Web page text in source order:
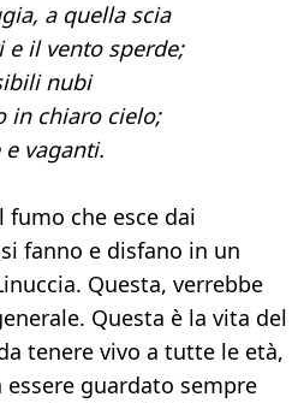
a quella scia
e il vento sperde;
nubi
in chiaro cielo;
vaganti.
fumo che esce dai
fanno e disfano in un
Questa, verrebbe
Questa è la vita del
tenere vivo a tutte le età,
guardato sempre